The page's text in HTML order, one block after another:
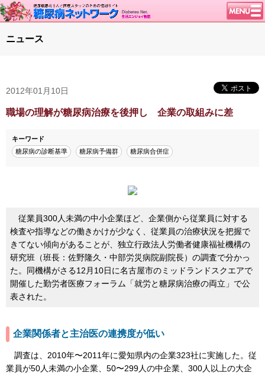
談話室BBS
糖尿病のきほん
腎臓の健康道
特集・連載 一覧へ
1型ライフ
ニュース
2012年01月10日
職場の理解が糖尿病治療を後押し 企業の取組みに差
キーワード
糖尿病の診断基準
糖尿病予備群 糖尿病合併症
従業員300人未満の中小企業ほど、企業側から従業員に対する
検査や指導などの働きかけが少なく、従業員の治療状況を把握で
きてない傾向があることが、独立行政法人労働者健康福祉機構の
研究班（班長：佐野隆久・中部労災病院副院長）の調査で分かっ
た。同機構がさる12月10日に名古屋市のミッドランドスクエアで
開催した勤労者医療フォーラム「就労と糖尿病治療の両立」で公
表された。
企業関係者と主治医の連携度が低い
調査は、2010年〜2011年に愛知県内の企業323社に実施した。従
業員が50人未満の小企業、50〜299人の中企業、300人以上の大企